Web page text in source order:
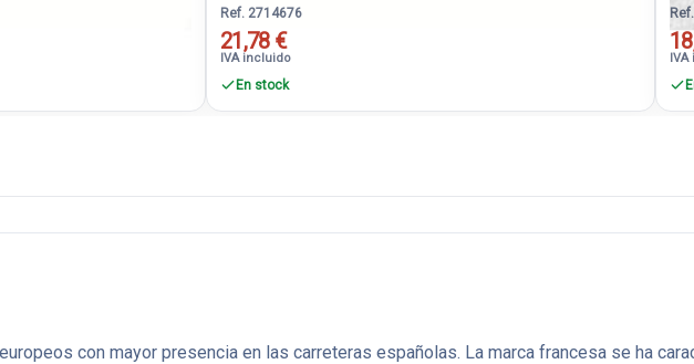
Ref. 2714676
21,78 €
IVA incluido
En stock
con mayor presencia en las carreteras españolas. La marca francesa se ha